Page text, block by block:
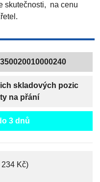
skutečnosti, na cenu
skladových pozic
na přání
3 dnů
234 Kč)